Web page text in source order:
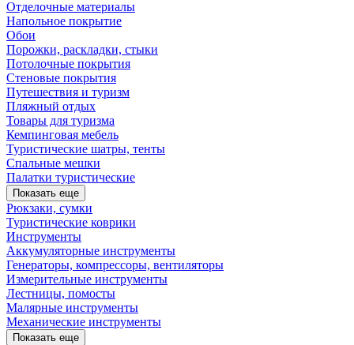
Отделочные материалы
Напольное покрытие
Обои
Порожки, раскладки, стыки
Потолочные покрытия
Стеновые покрытия
Путешествия и туризм
Пляжный отдых
Товары для туризма
Кемпинговая мебель
Туристические шатры, тенты
Спальные мешки
Палатки туристические
Показать еще
Рюкзаки, сумки
Туристические коврики
Инструменты
Аккумуляторные инструменты
Генераторы, компрессоры, вентиляторы
Измерительные инструменты
Лестницы, помосты
Малярные инструменты
Механические инструменты
Показать еще